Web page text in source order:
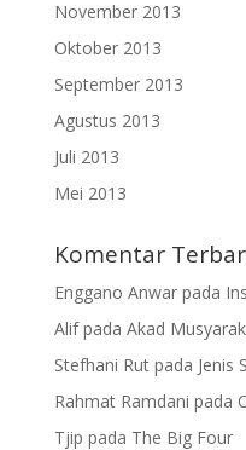
November 2013
Oktober 2013
September 2013
Agustus 2013
Juli 2013
Mei 2013
Komentar
Enggano Anwarpada
Alifpada Akad
Stefhani Rutpada Jenis
Rahmat Ramdani pada
Tjip pada The Big Four